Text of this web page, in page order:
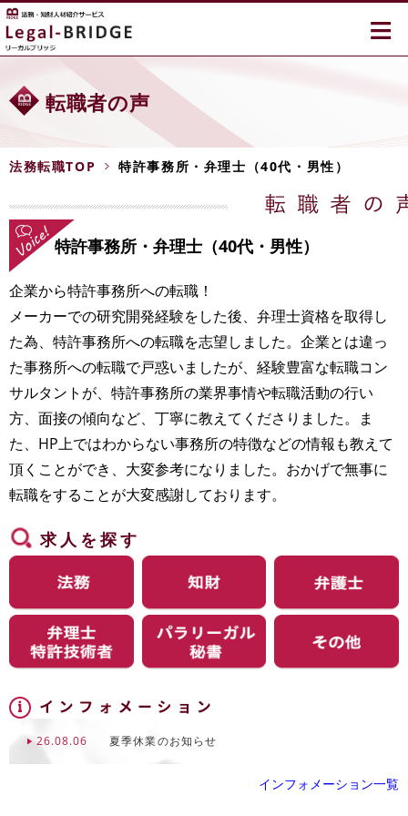
≡
転職者の声
法務転職TOP 特許事務所・弁理士（40代・男性）
特許事務所・弁理士（40代・男性）
企業から特許事務所への転職！
メーカーでの研究開発経験をした後、弁理士資格を取得し
た為、特許事務所への転職を志望しました。企業とは違っ
た事務所への転職で戸惑いましたが、経験豊富な転職コン
サルタントが、特許事務所の業界事情や転職活動の行い
方、面接の傾向など、丁寧に教えてくださりました。ま
た、HP上ではわからない事務所の特徴などの情報も教えて
頂くことができ、大変参考になりました。おかげで無事に
転職をすることが大変感謝しております。
求人を探す
26.08.06 夏季休業のお知らせ
インフォメーション一覧